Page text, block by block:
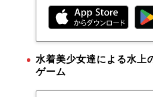
水着美少女達による水上
ゲーム